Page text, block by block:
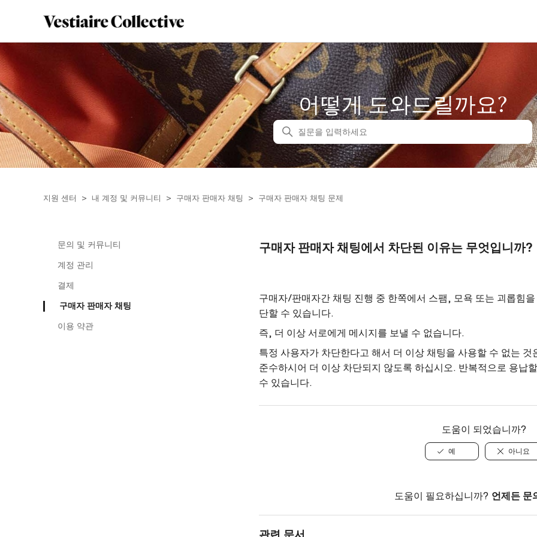
어떻게 도와드릴까요?
검색
지원 센터 내 계정 및 커뮤니티 구매자 판매자 채팅 구매자 판매자 채팅 문제
문의 및 커뮤니티
계정 관리
결제
구매자 판매자 채팅
이용 약관
구매자 판매자 채팅에서 차단된 이유는 무엇입니까?
구매자/판매자간 채팅 진행 중 한쪽에서 스팸, 모욕 또는 괴롭힘
단할 수 있습니다.
즉, 더 이상 서로에게 메시지를 보낼 수 없습니다.
특정 사용자가 차단한다고 해서 더 이상 채팅을 사용할 수 없는
준수하시어 더 이상 차단되지 않도록 하십시오. 반복적으로 용납
수 있습니다.
도움이 되었습니까?
예 아니요
도움이 필요하십니까? 언제든 문
관련 문서